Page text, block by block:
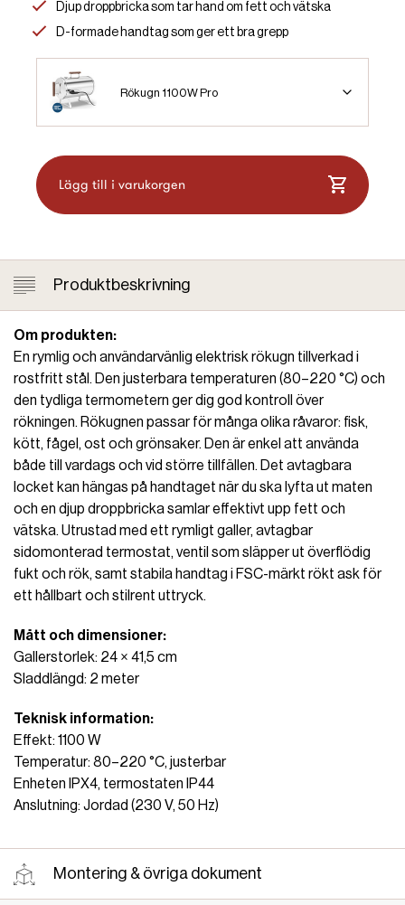
Djup droppbricka som tar hand om fett och vätska
D-formade handtag som ger ett bra grepp
Rökugn 1100W Pro
Lägg till i varukorgen
Produktbeskrivning
Om produkten:
En rymlig och användarvänlig elektrisk rökugn tillverkad i
rostfritt stål. Den justerbara temperaturen (80–220 °C) och
den tydliga termometern ger dig god kontroll över
rökningen. Rökugnen passar för många olika råvaror: fisk,
kött, fågel, ost och grönsaker. Den är enkel att använda
både till vardags och vid större tillfällen. Det avtagbara
locket kan hängas på handtaget när du ska lyfta ut maten
och en djup droppbricka samlar effektivt upp fett och
vätska. Utrustad med ett rymligt galler, avtagbar
sidomonterad termostat, ventil som släpper ut överflödig
fukt och rök, samt stabila handtag i FSC-märkt rökt ask för
ett hållbart och stilrent uttryck.
Mått och dimensioner:
Gallerstorlek: 24 × 41,5 cm
Sladdlängd: 2 meter
Teknisk information:
Effekt: 1100 W
Temperatur: 80–220 °C, justerbar
Enheten IPX4, termostaten IP44
Anslutning: Jordad (230 V, 50 Hz)
Montering & övriga dokument